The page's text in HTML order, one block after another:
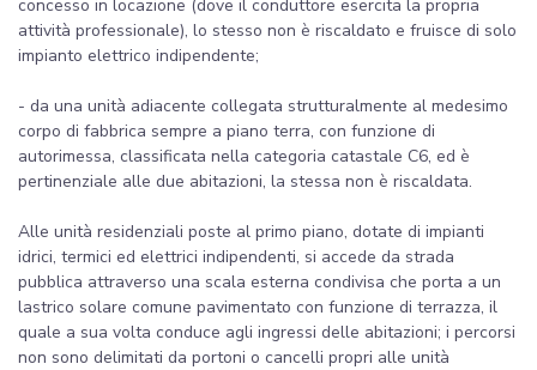
concesso in locazione (dove il conduttore esercita la propria
attività professionale), lo stesso non è riscaldato e fruisce di solo
impianto elettrico indipendente;
- da una unità adiacente collegata strutturalmente al medesimo
corpo di fabbrica sempre a piano terra, con funzione di
autorimessa, classificata nella categoria catastale C6, ed è
pertinenziale alle due abitazioni, la stessa non è riscaldata.
Alle unità residenziali poste al primo piano, dotate di impianti
idrici, termici ed elettrici indipendenti, si accede da strada
pubblica attraverso una scala esterna condivisa che porta a un
lastrico solare comune pavimentato con funzione di terrazza, il
quale a sua volta conduce agli ingressi delle abitazioni; i percorsi
non sono delimitati da portoni o cancelli propri alle unità